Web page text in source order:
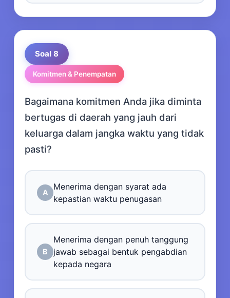
Soal 8
Komitmen & Penempatan
Bagaimana komitmen Anda jika diminta
bertugas di daerah yang jauh dari
keluarga dalam jangka waktu yang tidak
pasti?
A
Menerima dengan syarat ada
kepastian waktu penugasan
B
Menerima dengan penuh tanggung
jawab sebagai bentuk pengabdian
kepada negara